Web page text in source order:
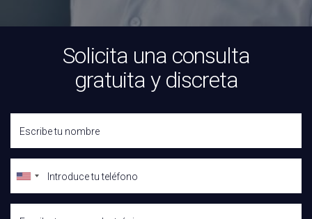
Solicita una consulta
gratuita y discreta